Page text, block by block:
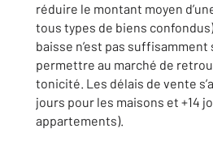
réduire le montant moyen
tous types de biens
baisse n’est pas
permettre au marché de
tonicité. Les délais de vente
jours pour les maisons et +14
appartements).